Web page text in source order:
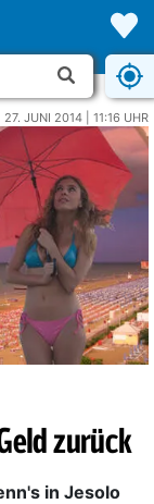
27. JUNI 2014 | 11:16 UHR
zurück
in Jesolo